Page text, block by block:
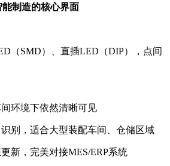
制造的核心界面
（SMD）、直插LED（DIP），点间
环境下依然清晰可见
别，适合大型装配车间、仓储区域
新，完美对接MES/ERP系统